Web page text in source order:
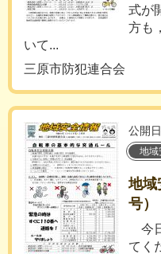
式が
方も
いて...
三原市防犯連合会
公開
地域
地域
号）
今
てく